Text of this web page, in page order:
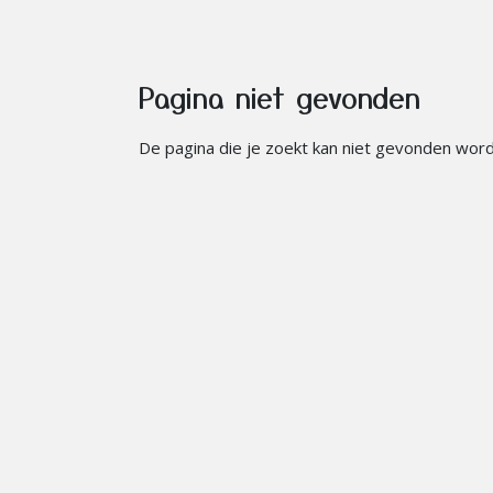
Pagina niet gevonden
De pagina die je zoekt kan niet gevonden